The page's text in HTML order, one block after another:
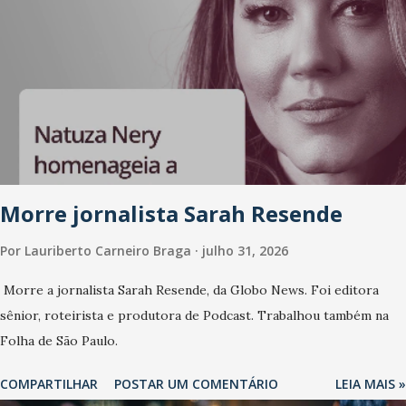
Morre jornalista Sarah Resende
Por Lauriberto Carneiro Braga julho 31, 2026
Morre a jornalista Sarah Resende, da Globo News. Foi editora
sênior, roteirista e produtora de Podcast. Trabalhou também na
Folha de São Paulo.
COMPARTILHAR POSTAR UM COMENTÁRIO LEIA MAIS »